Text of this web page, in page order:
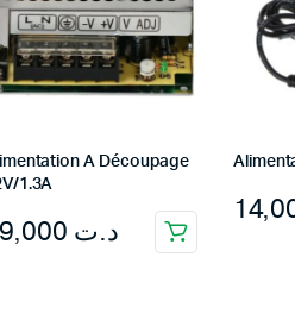
A Découpage
1.3A
د.ت